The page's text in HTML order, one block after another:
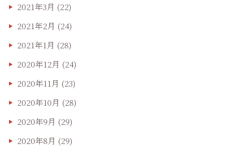
2021年3月 (22)
2021年2月 (24)
2021年1月 (28)
2020年12月 (24)
2020年11月 (23)
2020年10月 (28)
2020年9月 (29)
2020年8月 (29)